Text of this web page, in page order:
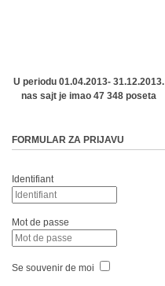
U periodu 01.04.2013- 31.12.2013.
nas sajt je imao 47 348 poseta
FORMULAR ZA PRIJAVU
Identifiant
Mot de passe
Se souvenir de moi